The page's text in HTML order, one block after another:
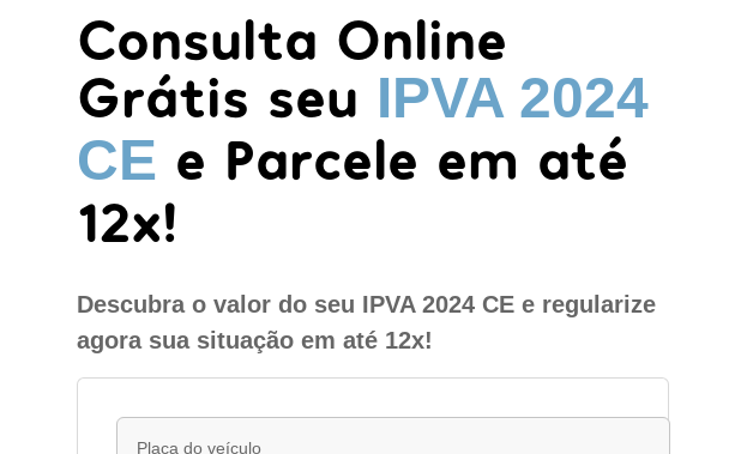
Consulta Online
Grátis seu IPVA 2024
CE e Parcele em até
12x!
Descubra o valor do seu IPVA 2024 CE e regularize
agora sua situação em até 12x!